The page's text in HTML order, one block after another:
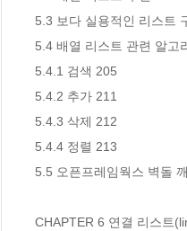
5.3 보다 실용적인 리스트
5.4 배열 리스트 관련 알고
5.4.1 검색 205
5.4.2 추가 211
5.4.3 삭제 212
5.4.4 정렬 213
5.5 오픈프레임웍스 벽돌
CHAPTER 6 연결 리스트